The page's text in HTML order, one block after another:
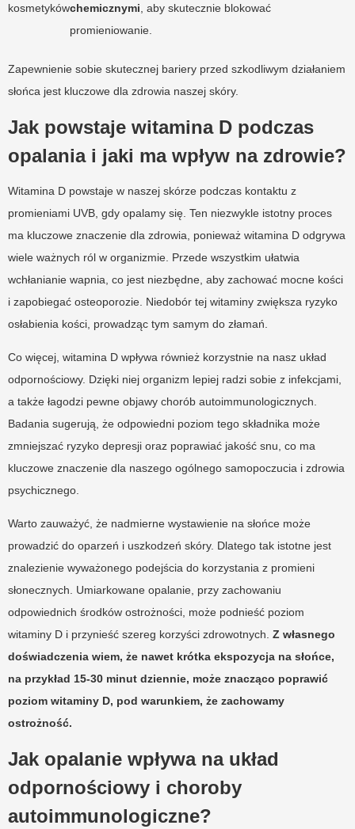
kosmetykówchemicznymi , aby skutecznie blokować
promieniowanie.
Zapewnienie sobie skutecznej bariery przed szkodliwym działaniem
słońca jest kluczowe dla zdrowia naszej skóry.
Jak powstaje witamina D podczas
opalania i jaki ma wpływ na zdrowie?
Witamina D powstaje w naszej skórze podczas kontaktu z
promieniami UVB, gdy opalamy się. Ten niezwykle istotny proces
ma kluczowe znaczenie dla zdrowia, ponieważ witamina D odgrywa
wiele ważnych ról w organizmie. Przede wszystkim ułatwia
wchłanianie wapnia, co jest niezbędne, aby zachować mocne kości
i zapobiegać osteoporozie. Niedobór tej witaminy zwiększa ryzyko
osłabienia kości, prowadząc tym samym do złamań.
Co więcej, witamina D wpływa również korzystnie na nasz układ
odpornościowy. Dzięki niej organizm lepiej radzi sobie z infekcjami,
a także łagodzi pewne objawy chorób autoimmunologicznych.
Badania sugerują, że odpowiedni poziom tego składnika może
zmniejszać ryzyko depresji oraz poprawiać jakość snu, co ma
kluczowe znaczenie dla naszego ogólnego samopoczucia i zdrowia
psychicznego.
Warto zauważyć, że nadmierne wystawienie na słońce może
prowadzić do oparzeń i uszkodzeń skóry. Dlatego tak istotne jest
znalezienie wyważonego podejścia do korzystania z promieni
słonecznych. Umiarkowane opalanie, przy zachowaniu
odpowiednich środków ostrożności, może podnieść poziom
witaminy D i przynieść szereg korzyści zdrowotnych. Z własnego
doświadczenia wiem, że nawet krótka ekspozycja na słońce,
na przykład 15-30 minut dziennie, może znacząco poprawić
poziom witaminy D, pod warunkiem, że zachowamy
ostrożność.
Jak opalanie wpływa na układ
odpornościowy i choroby
autoimmunologiczne?